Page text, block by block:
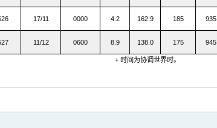
17/11 0000 4.2 162.9 185 935
11/12 0600 8.9 138.0 175 945
+ 时间为协调世界时。